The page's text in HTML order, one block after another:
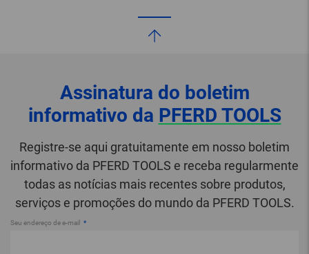
Assinatura do boletim
informativo da PFERD TOOLS
Registre-se aqui gratuitamente em nosso boletim
informativo da PFERD TOOLS e receba regularmente
todas as notícias mais recentes sobre produtos,
serviços e promoções do mundo da PFERD TOOLS.
Seu endereço de e-mail